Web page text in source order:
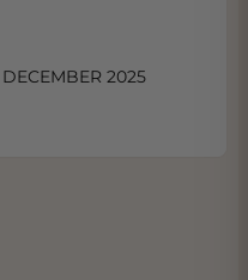
2025